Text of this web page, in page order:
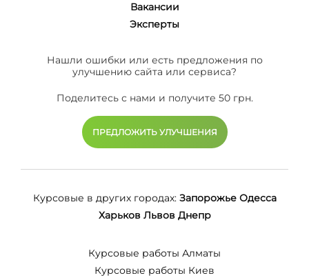
Вакансии
Эксперты
Нашли ошибки или есть предложения по
улучшению сайта или сервиса?
Поделитесь с нами и получите 50 грн.
ПРЕДЛОЖИТЬ УЛУЧШЕНИЯ
Курсовые в других городах: Запорожье Одесса
Харьков Львов Днепр
Курсовые работы Алматы
Курсовые работы Киев